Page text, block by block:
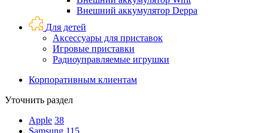
Внешний аккумулятор Deppa
Для детей
Аксессуары для приставок
Игровые приставки
Радиоуправляемые игрушки
Корпоративным клиентам
Уточнить раздел
Apple 38
Samsung 115